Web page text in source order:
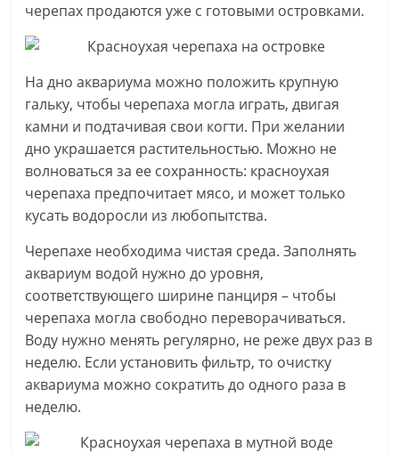
черепах продаются уже с готовыми островками.
На дно аквариума можно положить крупную
гальку, чтобы черепаха могла играть, двигая
камни и подтачивая свои когти. При желании
дно украшается растительностью. Можно не
волноваться за ее сохранность: красноухая
черепаха предпочитает мясо, и может только
кусать водоросли из любопытства.
Черепахе необходима чистая среда. Заполнять
аквариум водой нужно до уровня,
соответствующего ширине панциря – чтобы
черепаха могла свободно переворачиваться.
Воду нужно менять регулярно, не реже двух раз в
неделю. Если установить фильтр, то очистку
аквариума можно сократить до одного раза в
неделю.